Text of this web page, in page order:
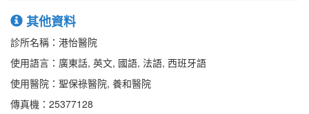
其他資料
診所名稱：港怡醫院
使用語言：廣東話, 英文, 國語, 法語, 西班牙語
使用醫院：聖保祿醫院, 養和醫院
傳真機：25377128